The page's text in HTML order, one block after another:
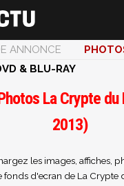
ANNONCE
& BLU-RAY
La Crypte du
2013)
les images, affiches,
fonds d'ecran de La Crypte